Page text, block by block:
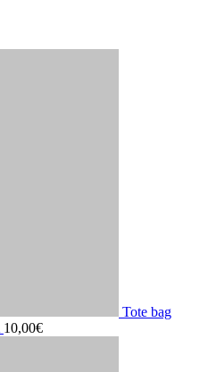
Tote bag
10,00€